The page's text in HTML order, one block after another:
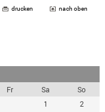
drucken nach oben
Fr Sa
So
1
2